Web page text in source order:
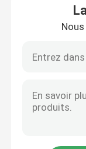
Plat
Ruban de
Ruban